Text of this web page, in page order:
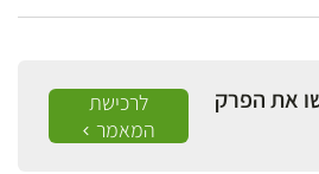
את הפרק
לרכישת
המאמר